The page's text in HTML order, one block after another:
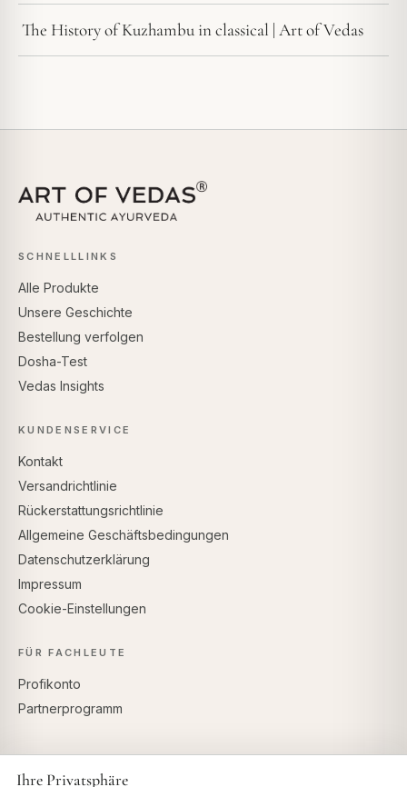
The History of Kuzhambu in classical | Art of Vedas
SCHNELLLINKS
Alle Produkte
Unsere Geschichte
Bestellung verfolgen
Dosha-Test
Vedas Insights
KUNDENSERVICE
Kontakt
Versandrichtlinie
Rückerstattungsrichtlinie
Allgemeine Geschäftsbedingungen
Datenschutzerklärung
Impressum
Cookie-Einstellungen
FÜR FACHLEUTE
Profikonto
Partnerprogramm
Ihre Privatsphäre